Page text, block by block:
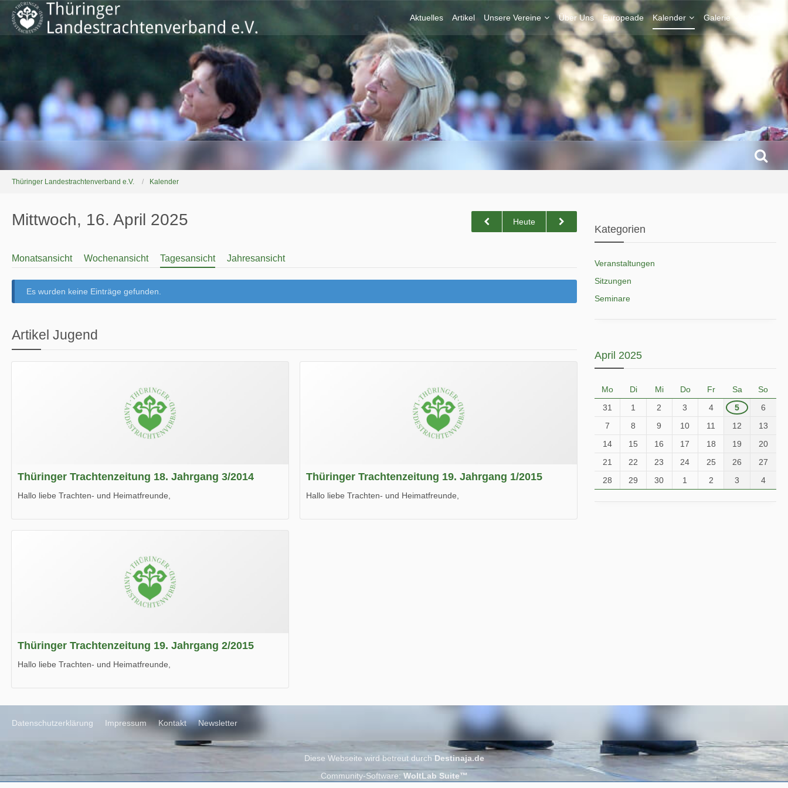
Aktuelles Artikel Unsere Vereine Über Uns Europeade Kalender Galerie
Thüringer Landestrachtenverband e.V. Kalender
Mittwoch, 16. April 2025 Heute
Monatsansicht Wochenansicht Tagesansicht Jahresansicht
Es wurden keine Einträge gefunden.
Artikel Jugend
Thüringer Trachtenzeitung 18. Jahrgang 3/2014
Hallo liebe Trachten- und Heimatfreunde,
Wir wünschen Euch viel Spaß beim Lesen.
Thüringer Trachtenzeitung 19. Jahrgang 1/2015
Hallo liebe Trachten- und Heimatfreunde,
Thüringer Trachtenzeitung 19. Jahrgang 2/2015
Hallo liebe Trachten- und Heimatfreunde,
Kategorien
Veranstaltungen
Sitzungen
Seminare
April 2025
Mo Di Mi Do Fr Sa
So
31
1 2 3 4 5
6
7
8 9 10 11 12
13
14
15 16 17 18 19
20
21
22 23 24 25 26
27
28
29 30 1 2 3 4
Datenschutzerklärung Impressum Kontakt Newsletter
Diese Webseite wird betreut durch Destinaja.de
Community-Software: WoltLab Suite™